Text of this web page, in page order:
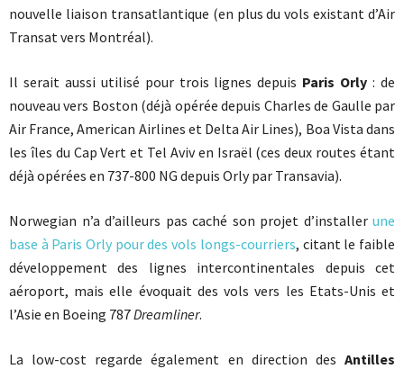
nouvelle liaison transatlantique (en plus du vols existant d’Air
Transat vers Montréal).
Il serait aussi utilisé pour trois lignes depuis Paris Orly: de
nouveau vers Boston (déjà opérée depuis Charles de Gaulle par
Air France, American Airlines et Delta Air Lines), Boa Vista dans
les îles du Cap Vert et Tel Aviv en Israël (ces deux routes étant
déjà opérées en 737-800 NG depuis Orly par Transavia).
Norwegian n’a d’ailleurs pas caché son projet d’installer une
base à Paris Orly pour des vols longs-courriers, citant le faible
développement des lignes intercontinentales depuis cet
aéroport, mais elle évoquait des vols vers les Etats-Unis et
l’Asie en Boeing 787Dreamliner.
La low-cost regarde également en direction des Antilles